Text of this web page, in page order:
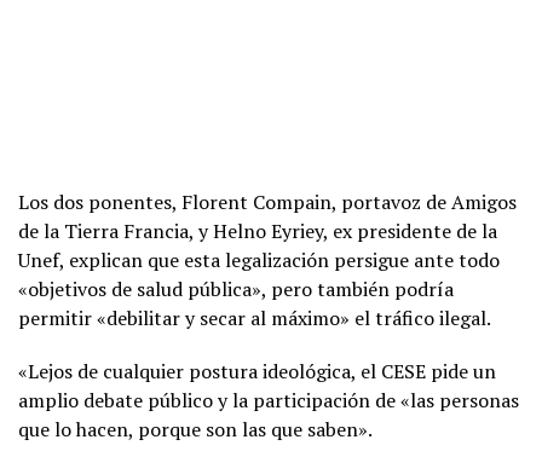
Los dos ponentes, Florent Compain, portavoz de Amigos
de la Tierra Francia, y Helno Eyriey, ex presidente de la
Unef, explican que esta legalización persigue ante todo
«objetivos de salud pública», pero también podría
permitir «debilitar y secar al máximo» el tráfico ilegal.
«Lejos de cualquier postura ideológica, el CESE pide un
amplio debate público y la participación de «las personas
que lo hacen, porque son las que saben».